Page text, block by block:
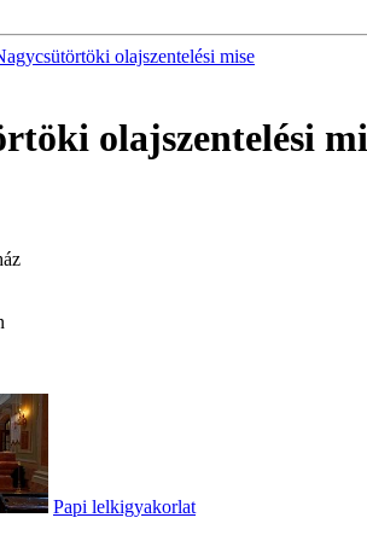
olajszentelési mise
olajszentelési
Papi lelkigyakorlat